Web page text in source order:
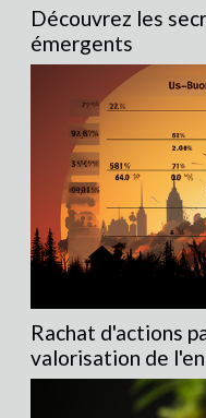
Découvrez les
émergents
Rachat d'actions
valorisation de